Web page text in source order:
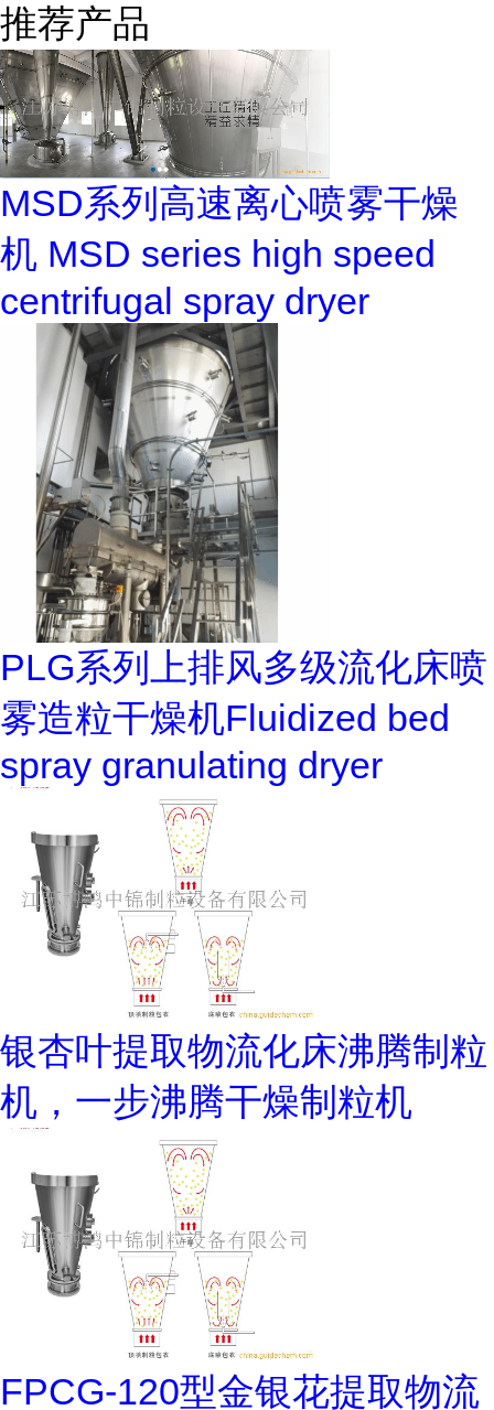
推荐产品
MSD系列高速离心喷雾干燥
机 MSD series high speed
centrifugal spray dryer
PLG系列上排风多级流化床喷
雾造粒干燥机Fluidized bed
spray granulating dryer
银杏叶提取物流化床沸腾制粒
机，一步沸腾干燥制粒机
FPCG-120型金银花提取物流